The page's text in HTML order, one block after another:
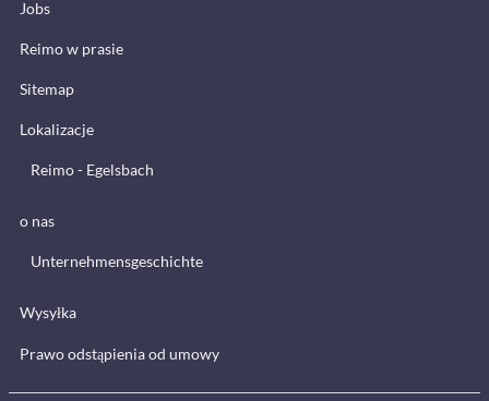
Jobs
Reimo w prasie
Sitemap
Lokalizacje
Reimo - Egelsbach
o nas
Unternehmensgeschichte
Wysyłka
Prawo odstąpienia od umowy